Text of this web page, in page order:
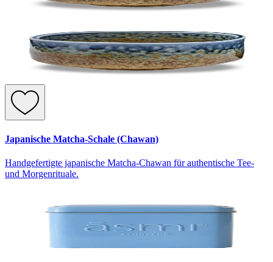
Japanische Matcha-Schale (Chawan)
Handgefertigte japanische Matcha-Chawan für authentische Tee-
und Morgenrituale.